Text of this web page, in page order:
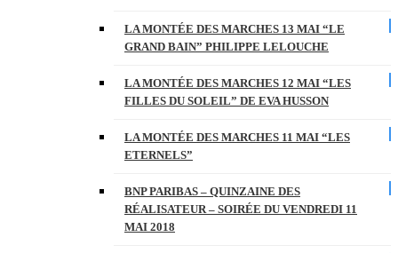
LA MONTÉE DES MARCHES 13 MAI “LE
GRAND BAIN” PHILIPPE LELOUCHE
LA MONTÉE DES MARCHES 12 MAI “LES
FILLES DU SOLEIL” DE EVA HUSSON
LA MONTÉE DES MARCHES 11 MAI “LES
ETERNELS”
BNP PARIBAS – QUINZAINE DES
RÉALISATEUR – SOIRÉE DU VENDREDI 11
MAI 2018